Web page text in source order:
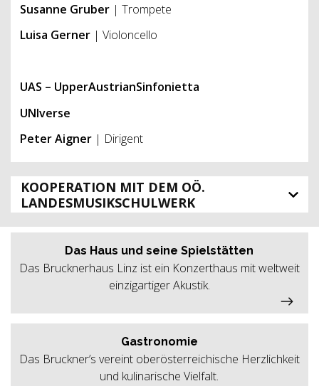
Susanne Gruber | Trompete
Luisa Gerner | Violoncello
UAS – UpperAustrianSinfonietta
UNIverse
Peter Aigner | Dirigent
KOOPERATION MIT DEM OÖ.
LANDESMUSIKSCHULWERK
Das Haus und seine Spielstätten
Das Brucknerhaus Linz ist ein Konzerthaus mit weltweit
einzigartiger Akustik.
Gastronomie
Das Bruckner’s vereint oberösterreichische Herzlichkeit
und kulinarische Vielfalt.